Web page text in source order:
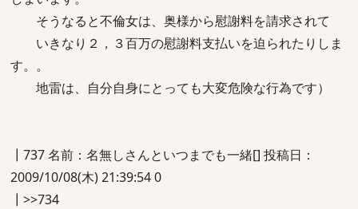
そうなると不倫女は、奥様から慰謝料を請求されて
いきなり２，３百万の慰謝料支払いを迫られたりしま
す。。
地雷は、自分自身にとっても大変危険な行為です）
┃737 名前：名無しさんといつまでも一緒[] 投稿日：
2009/10/08(木) 21:39:54 0
┃>>734